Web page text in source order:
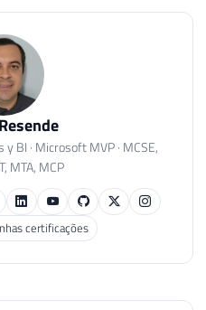
BI · Microsoft MVP · MCSE,
MTA, MCP
certificações